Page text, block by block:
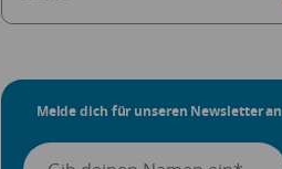
Melde dich für unseren Newsletter an